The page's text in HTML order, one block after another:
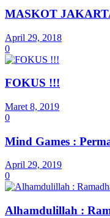
MASKOT
April 29, 2018
0
FOKUS !!!
Maret 8, 2019
0
Mind Games :
April 29, 2019
0
Alhamdulillah :